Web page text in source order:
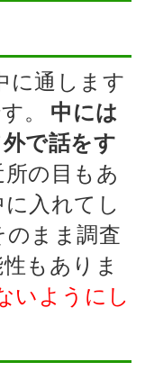
に通します
。
中には
で話をす
の目もあ
入れてし
まま調査
もありま
いようにし